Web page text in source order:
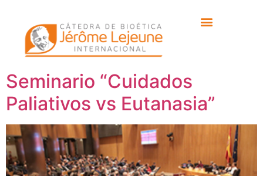
Etiqueta: Political
Network for Values
Seminario “Cuidados
Paliativos vs Eutanasia”